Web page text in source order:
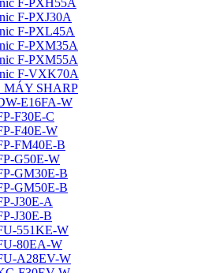
F-PXH55A
F-PXJ30A
F-PXL45A
F-PXM35A
F-PXM55A
F-VXK70A
SHARP
E16FA-W
F30E-C
F40E-W
FM40E-B
G50E-W
GM30E-B
GM50E-B
J30E-A
J30E-B
551KE-W
80EA-W
A28EV-W